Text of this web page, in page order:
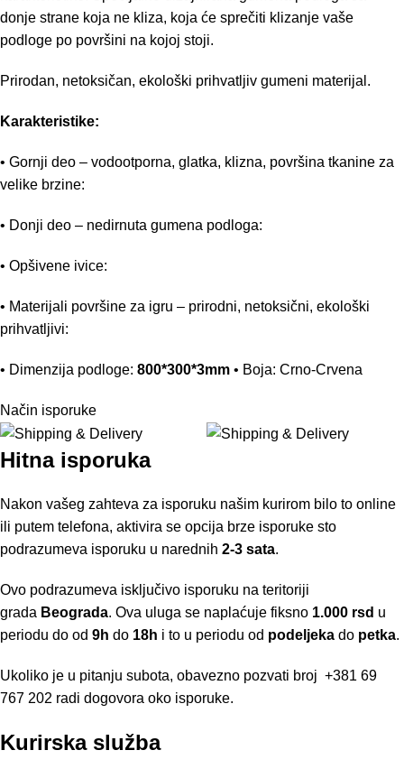
donje strane koja ne kliza, koja će sprečiti klizanje vaše
podloge po površini na kojoj stoji.
Prirodan, netoksičan, ekološki prihvatljiv gumeni materijal.
Karakteristike:
• Gornji deo – vodootporna, glatka, klizna, površina tkanine za
velike brzine:
• Donji deo – nedirnuta gumena podloga:
• Opšivene ivice:
• Materijali površine za igru – prirodni, netoksični, ekološki
prihvatljivi:
• Dimenzija podloge: 800*300*3mm • Boja: Crno-Crvena
Način isporuke
Hitna isporuka
Nakon vašeg zahteva za isporuku našim kurirom bilo to online
ili putem telefona, aktivira se opcija brze isporuke sto
podrazumeva isporuku u narednih 2-3 sata.
Ovo podrazumeva isključivo isporuku na teritoriji
grada Beograda. Ova uluga se naplaćuje fiksno 1.000 rsd u
periodu do od 9h do 18h i to u periodu od podeljeka do petka.
Ukoliko je u pitanju subota, obavezno pozvati broj +381 69
767 202 radi dogovora oko isporuke.
Kurirska služba